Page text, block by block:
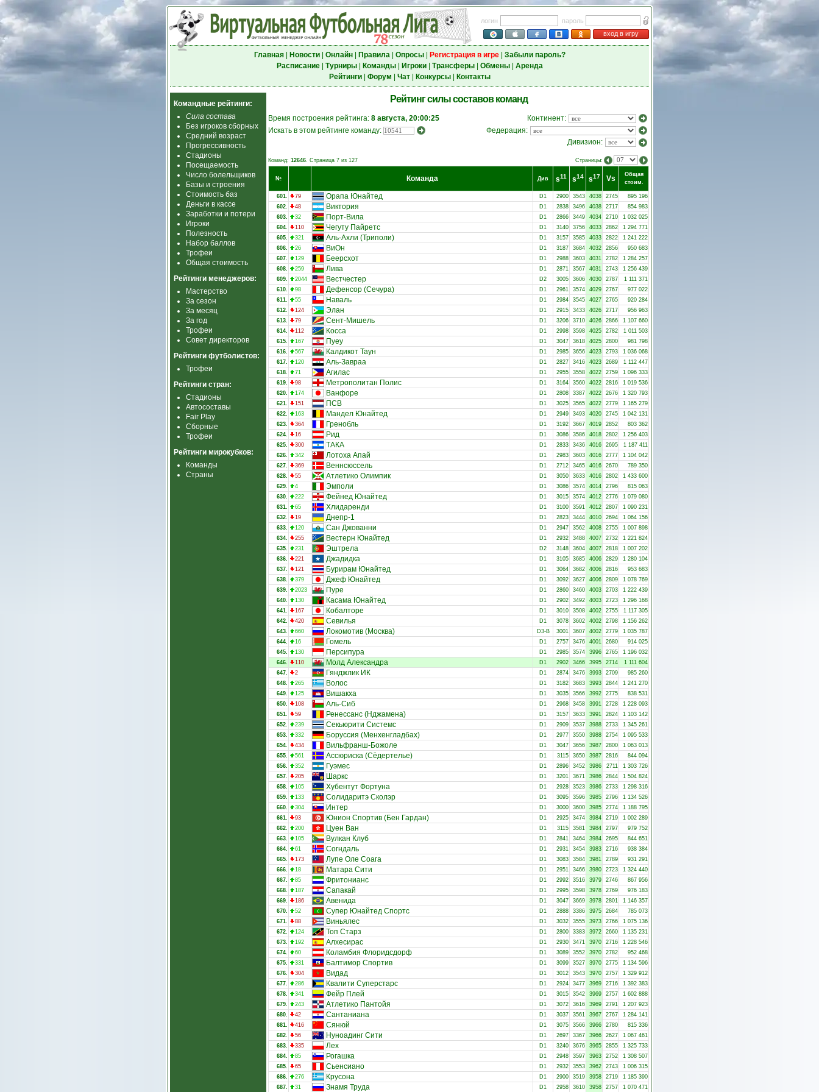
логин
пароль
вход в игру
Главная| Новости| Онлайн| Правила| Опросы| Регистрация в игре| Забыли пароль?
Расписание| Турниры| Команды| Игроки| Трансферы| Обмены| Аренда
Рейтинги| Форум Чат| Конкурсы| Контакты
Командные рейтинги:
Сила состава
Без игроков сборных
Средний возраст
Прогрессивность
Стадионы
Посещаемость
Число болельщиков
Базы и строения
Стоимость баз
Деньги в кассе
Заработки и потери
Игроки
Полезность
Набор баллов
Трофеи
Общая стоимость
Рейтинги менеджеров:
Мастерство
За сезон
За месяц
За год
Трофеи
Совет директоров
Рейтинги футболистов:
Трофеи
Рейтинги стран:
Стадионы
Автосоставы
Fair Play
Сборные
Трофеи
Рейтинги мирокубков:
Команды
Страны
Рейтинг силы составов команд
Время построения рейтинга: 8 августа, 20:00:25
Континент:
Искать в этом рейтинге команду:
Федерация:
Дивизион:
Команд: 12646. Страница 7 из 127 Страницы:
№ Команда Див s11 s14 s17 Vs
Общая
стоим.
601. 79 Орапа Юнайтед D1 2900 3543 4038 2745
895 196
602.
48 Виктория D1 2838 3496 4038 2717
854 983
603.
32 Порт-Вила D1 2866 3449 4034 2710
1 032 025
604.
110 Чегуту Пайретс D1 3140 3756 4033 2862
1 294 771
605.
321 Аль-Ахли (Триполи) D1 3157 3585 4033 2822
1 241 222
606.
26 ВиОн D1 3187 3684 4032 2856
950 683
607.
129 Беерсхот D1 2988 3603 4031 2782
1 284 257
608.
259 Лива D1 2871 3567 4031 2743
1 256 439
609.
2044 Вестчестер D2 3005 3606 4030 2787
1 111 371
610.
98 Дефенсор (Сечура) D1 2961 3574 4029 2767
977 022
611.
55 Наваль D1 2984 3545 4027 2765
920 284
612.
124 Элан D1 2915 3433 4026 2717
956 963
613.
79 Сент-Мишель D1 3206 3710 4026 2866
1 107 660
614.
112 Косса D1 2998 3598 4025 2782
1 011 503
615.
167 Пуеу D1 3047 3618 4025 2800
981 798
616.
567 Калдикот Таун D1 2985 3656 4023 2793
1 036 068
617.
120 Аль-Завраа D1 2827 3416 4023 2689
1 112 447
618.
71 Агилас D1 2955 3558 4022 2759
1 096 333
619.
98 Метрополитан Полис D1 3164 3560 4022 2816
1 019 536
620.
174 Ванфоре D1 2808 3387 4022 2676
1 320 793
621.
151 ПСВ D1 3025 3565 4022 2779
1 165 279
622.
163 Мандел Юнайтед D1 2949 3493 4020 2745
1 042 131
623.
364 Гренобль D1 3192 3667 4019 2852
803 362
624.
16 Рид D1 3086 3586 4018 2802
1 256 403
625.
300 ТАКА D1 2833 3436 4016 2695
1 187 411
626.
342 Лотоха Апай D1 2983 3603 4016 2777
1 104 042
627.
369 Веннсюссель D1 2712 3465 4016 2670
789 350
628.
55 Атлетико Олимпик D1 3050 3633 4016 2802
1 433 600
629.
4 Эмполи D1 3086 3574 4014 2796
815 063
630.
222 Фейнед Юнайтед D1 3015 3574 4012 2776
1 079 080
631.
65 Хлидаренди D1 3100 3591 4012 2807
1 090 231
632.
19 Днепр-1 D1 2823 3444 4010 2694
1 064 156
633.
120 Сан Джованни D1 2947 3562 4008 2755
1 007 898
634.
255 Вестерн Юнайтед D1 2932 3488 4007 2732
1 221 824
635.
231 Эштрела D2 3148 3604 4007 2818
1 007 202
636.
221 Джадидка D1 3105 3685 4006 2829
1 280 104
637.
121 Бурирам Юнайтед D1 3064 3682 4006 2816
953 683
638.
379 Джеф Юнайтед D1 3092 3627 4006 2809
1 078 769
639.
2023 Пуре D1 2860 3460 4003 2703
1 222 439
640.
130 Касама Юнайтед D1 2902 3492 4003 2723
1 296 168
641.
167 Кобалторе D1 3010 3508 4002 2755
1 117 305
642.
420 Севилья D1 3078 3602 4002 2798
1 156 262
643.
660 Локомотив (Москва) D3-B 3001 3607 4002 2779
1 035 787
644.
16 Гомель D1 2757 3476 4001 2680
914 025
645.
130 Персипура D1 2985 3574 3996 2765
1 196 032
646.
110 Молд Александра D1 2902 3466 3995 2714
1 111 604
647.
2 Гянджлик ИК D1 2874 3476 3993 2709
985 260
648.
265 Волос D1 3182 3683 3993 2844
1 241 270
649.
125 Вишакха D1 3035 3566 3992 2775
838 531
650.
108 Аль-Сиб D1 2968 3458 3991 2728
1 228 093
651.
59 Ренессанс (Нджамена) D1 3157 3633 3991 2824
1 103 142
652.
239 Секьюрити Системс D1 2909 3537 3988 2733
1 345 261
653.
332 Боруссия (Менхенгладбах) D1 2977 3550 3988 2754
1 095 533
654.
434 Вильфранш-Божоле D1 3047 3656 3987 2800
1 063 013
655.
561 Ассюриска (Сёдертелье) D1 3115 3650 3987 2816
844 094
656.
352 Гуэмес D1 2896 3452 3986 2711
1 303 726
657.
205 Шаркс D1 3201 3671 3986 2844
1 504 824
658.
105 Хубентут Фортуна D1 2928 3523 3986 2733
1 298 316
659.
133 Солидаритэ Сколэр D1 3095 3596 3985 2796
1 134 526
660.
304 Интер D1 3000 3600 3985 2774
1 188 795
661.
93 Юнион Спортив (Бен Гардан) D1 2925 3474 3984 2719
1 002 289
662.
200 Цуен Ван D1 3115 3581 3984 2797
979 752
663.
105 Вулкан Клуб D1 2841 3464 3984 2695
844 651
664.
61 Согндаль D1 2931 3454 3983 2716
938 384
665.
173 Лупе Оле Соага D1 3083 3584 3981 2789
931 291
666.
18 Матара Сити D1 2951 3466 3980 2723
1 324 440
667.
85 Фритонианс D1 2992 3516 3979 2746
867 956
668.
187 Сапакай D1 2995 3598 3978 2769
976 183
669.
186 Авенида D1 3047 3669 3978 2801
1 146 357
670.
52 Супер Юнайтед Спортс D1 2888 3386 3975 2684
785 073
671.
88 Виньялес D1 3032 3555 3973 2766
1 075 136
672.
124 Топ Старз D1 2800 3383 3972 2660
1 135 231
673.
192 Алхесирас D1 2930 3471 3970 2716
1 228 546
674.
60 Коламбия Флоридсдорф D1 3089 3552 3970 2782
952 468
675.
331 Балтимор Спортив D1 3099 3527 3970 2775
1 134 596
676.
304 Видад D1 3012 3543 3970 2757
1 329 912
677.
286 Квалити Суперстарс D1 2924 3477 3969 2716
1 392 383
678.
341 Фейр Плей D1 3015 3542 3969 2757
1 602 888
679.
243 Атлетико Пантойя D1 3072 3616 3969 2791
1 207 923
680.
42 Сантаниана D1 3037 3561 3967 2767
1 284 141
681.
416 Сянюй D1 3075 3566 3966 2780
815 336
682.
56 Нуноадинг Сити D1 2697 3367 3966 2627
1 067 461
683.
335 Лех D1 3240 3676 3965 2855
1 325 733
684.
85 Рогашка D1 2948 3597 3963 2752
1 308 507
685.
65 Сьенсиано D1 2932 3553 3962 2743
1 006 315
686.
276 Крусона D1 2900 3519 3958 2719
1 185 390
687.
31 Знамя Труда D1 2958 3610 3958 2757 1 070 471